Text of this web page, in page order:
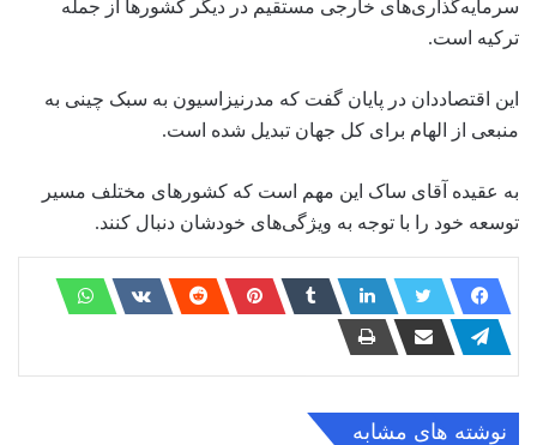
سرمایه‌گذاری‌های خارجی مستقیم در دیگر کشورها از جمله
ترکیه است.
این اقتصاددان در پایان گفت که مدرنیزاسیون به سبک چینی به
منبعی از الهام برای کل جهان تبدیل شده است.
به عقیده آقای ساک این مهم است که کشورهای مختلف مسیر
توسعه خود را با توجه به ویژگی‌های خودشان دنبال کنند.
نوشته های مشابه